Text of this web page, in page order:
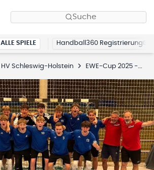
Suche
ALLE SPIELE Handball360 Registrierung
HV Schleswig-Holstein EWE-Cup 2025 - Männliche- und weibliche Landesauswahl sichern sich Gold und Silber